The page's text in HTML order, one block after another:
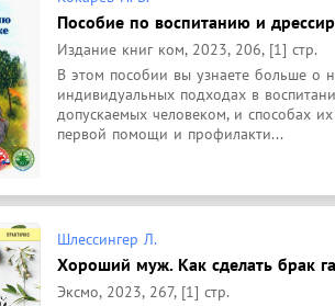
Пособие по воспитанию и
Издание книг ком, 2023, 206, [1] стр.
В этом пособии вы узнаете больше о
индивидуальных подходах в
допускаемых человеком, и способах
первой помощи и профилакти...
Шлессингер Л.
Хороший муж. Как сделать брак
Эксмо, 2023, 267, [1] стр.